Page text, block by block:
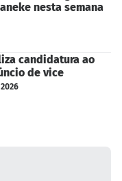
nesta semana
candidatura ao
de vice
2026